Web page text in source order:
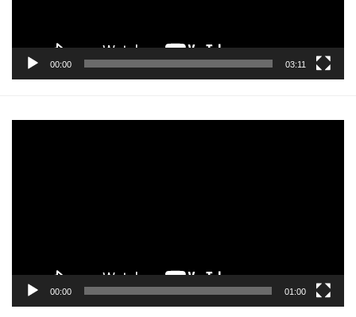
00:00 03:11
00:00 01:00